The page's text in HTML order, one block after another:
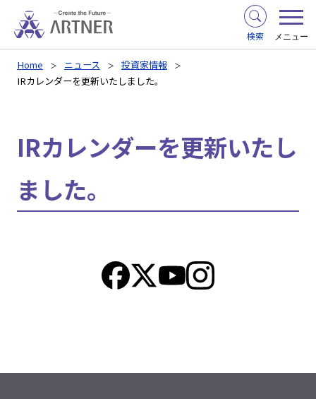
検索 メニュー
Home ニュース
投資家情報
IRカレンダーを更新いたしました。
IRカレンダーを更新いたし
ました。